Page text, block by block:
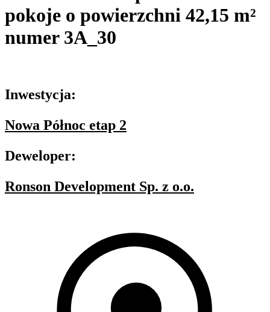
pokoje o powierzchni 42,15 m²
numer 3A_30
Inwestycja:
Nowa Północ etap 2
Deweloper:
Ronson Development Sp. z o.o.